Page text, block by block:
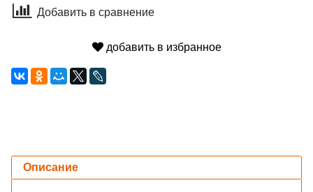
Добавить в сравнение
добавить в избранное
Описание